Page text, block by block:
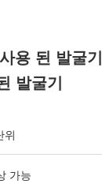
용 된 발굴
발굴기
위
가능